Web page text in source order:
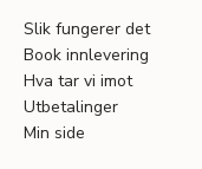
Slik fungerer det
Book innlevering
Hva tar vi imot
Utbetalinger
Min side